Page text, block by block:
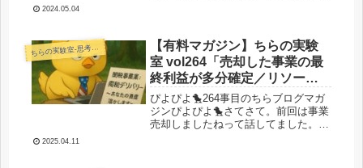
しまうのでしょうか？それではいき...
2024.05.04
ちらの実験室-思考・失敗談・リアルタイム実況等を発信します-
【有料マガジン】ちらの実験
室 vol264「売却した事業の最
終利益が多分確定／リソース
大事／優位性の有無を痛感す
る日々／新規事業立ち上げる
ぞい」
ぴよぴよ🐤264事目のちらブログマガ
ジンぴよぴよ🐤さてさて。前回は事業
売却しましたねって話してました。今
2025.04.11